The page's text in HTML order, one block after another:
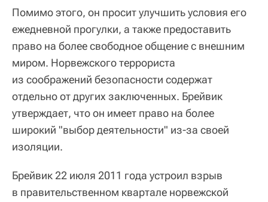
Помимо этого, он просит улучшить условия его
ежедневной прогулки, а также предоставить
право на более свободное общение с внешним
миром. Норвежского террориста
из соображений безопасности содержат
отдельно от других заключенных. Брейвик
утверждает, что он имеет право на более
широкий "выбор деятельности" из-за своей
изоляции.
Брейвик 22 июля 2011 года устроил взрыв
в правительственном квартале норвежской